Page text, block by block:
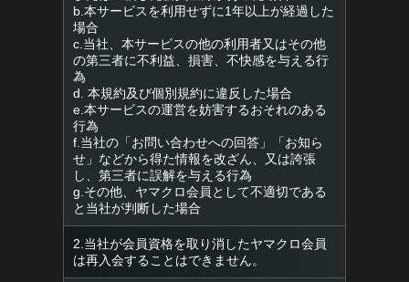
b.本サービスを利用せずに1年以上が経過した
場合
c.当社、本サービスの他の利用者又はその他
の第三者に不利益、損害、不快感を与える行
為
d. 本規約及び個別規約に違反した場合
e.本サービスの運営を妨害するおそれのある
行為
f.当社の「お問い合わせへの回答」「お知ら
せ」などから得た情報を改ざん、又は誇張
し、第三者に誤解を与える行為
g.その他、ヤマクロ会員として不適切である
と当社が判断した場合
2.当社が会員資格を取り消したヤマクロ会員
は再入会することはできません。